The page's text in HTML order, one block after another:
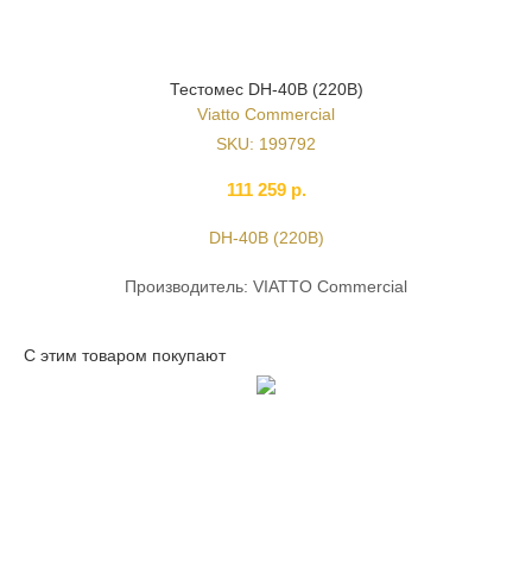
Тестомес DH-40B (220В)
Viatto Commercial
SKU: 199792
111 259 р.
DH-40B (220В)
Производитель: VIATTO Commercial
С этим товаром покупают